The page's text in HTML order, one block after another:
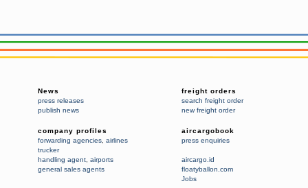
News
press releases
publish news
freight orders
search freight order
new freight order
company profiles
forwarding agencies airlines
trucker
handling agent airports
general sales agents
aircargobook
press enquiries
aircargo.id
floatyballon.com
Jobs